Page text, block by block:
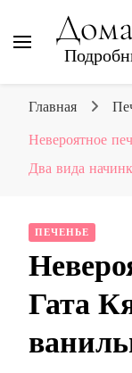
Главная
Невероятное
Два вида
ПЕЧЕНЬЕ
Гата